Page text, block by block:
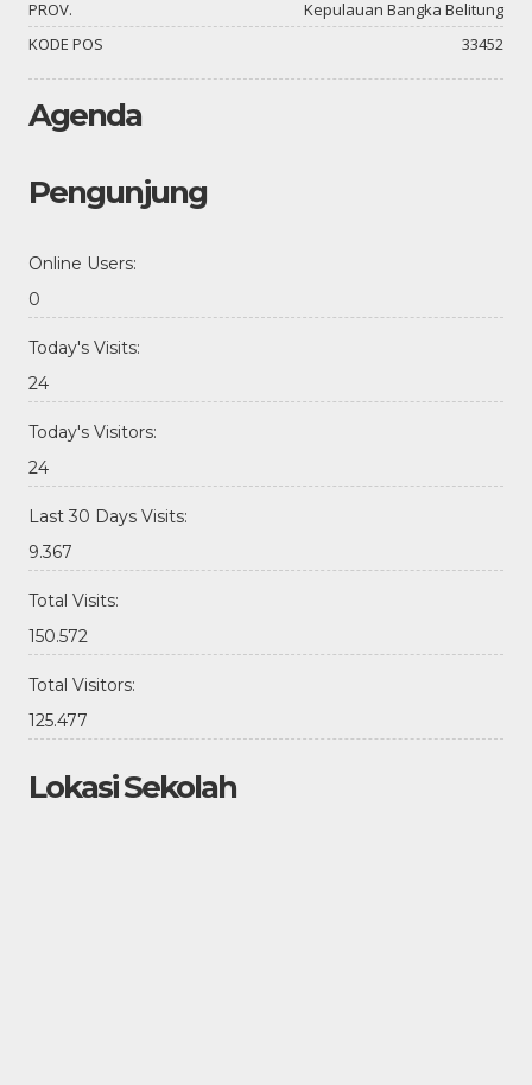
PROV.
Kepulauan Bangka Belitung
KODE POS
33452
Agenda
Pengunjung
Online Users:
0
Today's Visits:
24
Today's Visitors:
24
Last 30 Days Visits:
9.367
Total Visits:
150.572
Total Visitors:
125.477
Lokasi Sekolah